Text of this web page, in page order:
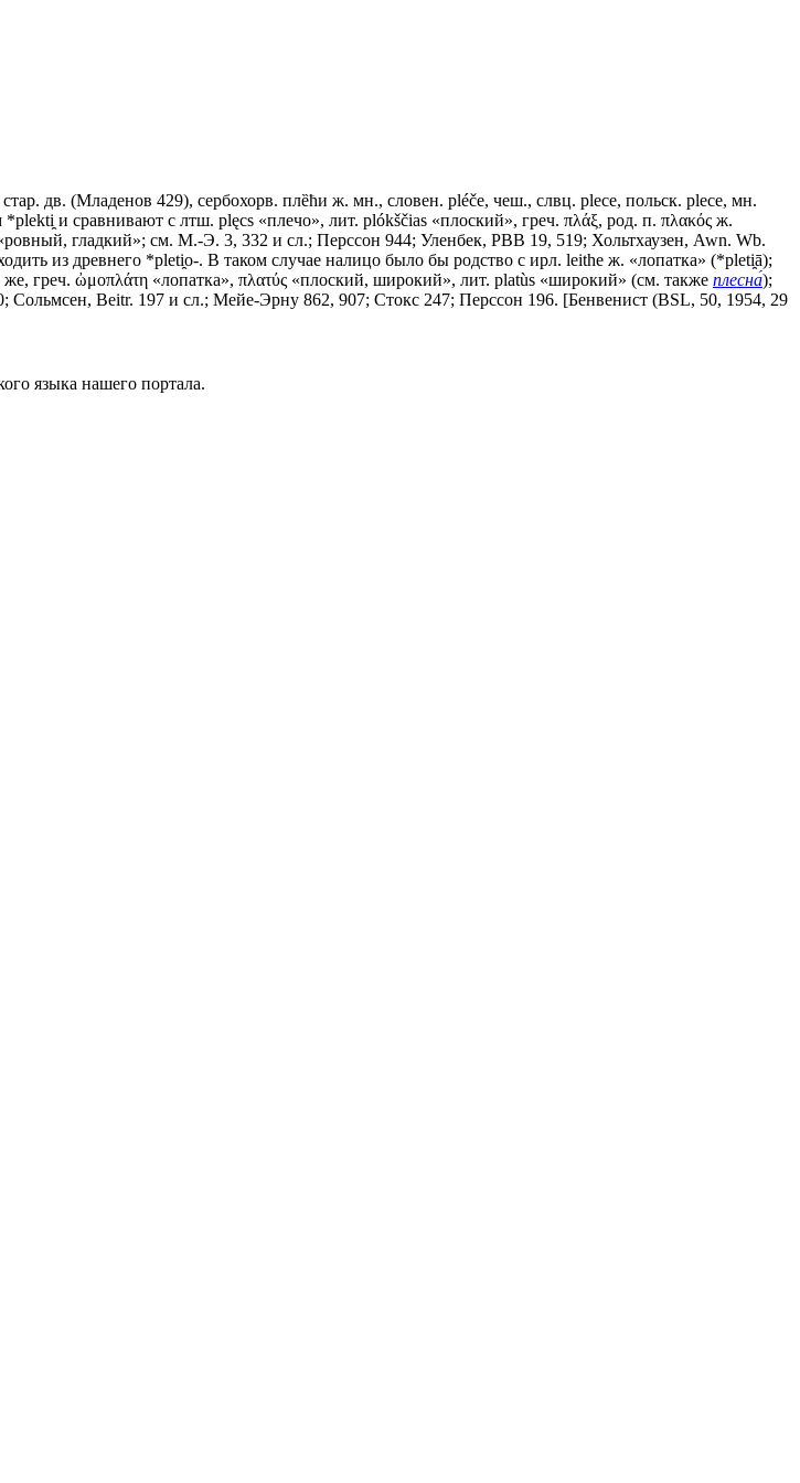
дв. (Младенов 429), сербохорв. плȅħи ж. мн., словен. рléčе, чеш., слвц. рlесе, польск. рlесе, мн.
и сравнивают с лтш. рlęсs «плечо», лит. plókščias «плоский», греч. πλάξ, род. п. πλακός ж.
гладкий»; см. М.-Э. 3, 332 и сл.; Перссон 944; Уленбек, РВВ 19, 519; Хольтхаузен, Awn. Wb.
из древнего *рlеti̯о-. В таком случае налицо было бы родство с ирл. leithe ж. «лопатка» (*pleti̯ā);
греч. ὠμοπλάτη «лопатка», πλατύς «плоский, широкий», лит. platùs «широкий» (см. также плесна́);
Beitr. 197 и сл.; Мейе-Эрну 862, 907; Стокс 247; Перссон 196. [Бенвенист (BSL, 50, 1954, 29
языка нашего портала.